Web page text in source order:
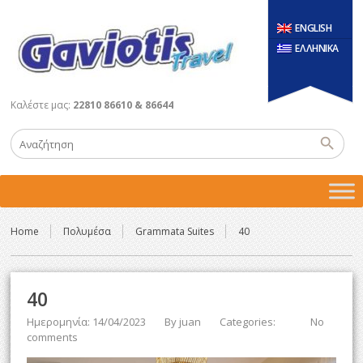
ENGLISH
ΕΛΛΗΝΙΚΑ
Καλέστε μας: 22810 86610 & 86644
Home Πολυμέσα Grammata Suites 40
40
Ημερομηνία: 14/04/2023 By juan Categories:
No
comments